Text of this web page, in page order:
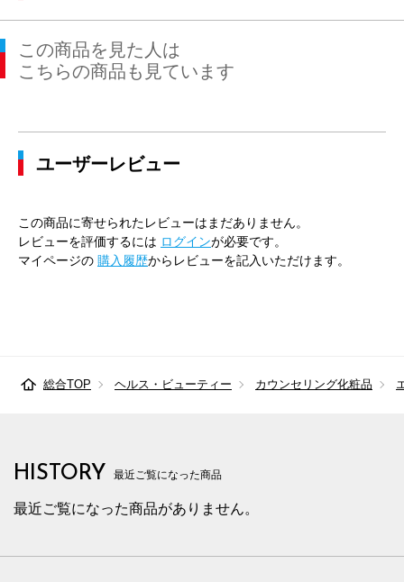
この商品を見た人は
こちらの商品も見ています
ユーザーレビュー
この商品に寄せられたレビューはまだありません。
レビューを評価するには ログインが必要です。
マイページの 購入履歴からレビューを記入いただけます。
総合TOP ヘルス・ビューティー カウンセリング化粧品
HISTORY 最近ご覧になった商品
最近ご覧になった商品がありません。